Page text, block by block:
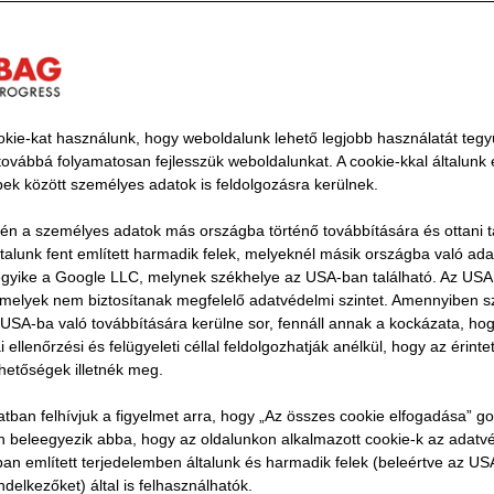
GmbH STRABAG kísérleti
érdekében Türingiában
fokozatosan csökkenteni szeretnénk
az építőanyag-keverékek és a kavics
azzal a céllal, hogy az évtized végére Németország
üzemeltessük. Ez a dekarbonizációs
GmbH leányvállalatunk türingiai telephelyét az iparág
a környezetvédelem és az innováció terén.
kat használunk, hogy weboldalunk lehető legjobb használatát
folyamatosan fejlesszük weboldalunkat. A cookie-kkal általunk
között személyes adatok is feldolgozásra kerülnek.
a személyes adatok más országba történő továbbítására és ottani
fent említett harmadik felek, melyeknél másik országba való
a Google LLC, melynek székhelye az USA-ban található. Az
nem biztosítanak megfelelő adatvédelmi szintet. Amennyiben
ba való továbbítására kerülne sor, fennáll annak a kockázata,
ellenőrzési és felügyeleti céllal feldolgozhatják anélkül, hogy az
illetnék meg.
felhívjuk a figyelmet arra, hogy „Az összes cookie elfogadása”
beleegyezik abba, hogy az oldalunkon alkalmazott cookie-k az
említett terjedelemben általunk és harmadik felek (beleértve az
által is felhasználhatók.